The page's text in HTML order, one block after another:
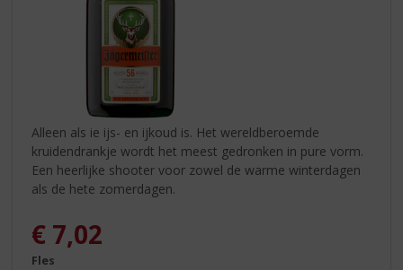
Alleen als ie ijs- en ijkoud is. Het wereldberoemde
kruidendrankje wordt het meest gedronken in pure vorm.
Een heerlijke shooter voor zowel de warme winterdagen
als de hete zomerdagen.
€ 7,02
Fles